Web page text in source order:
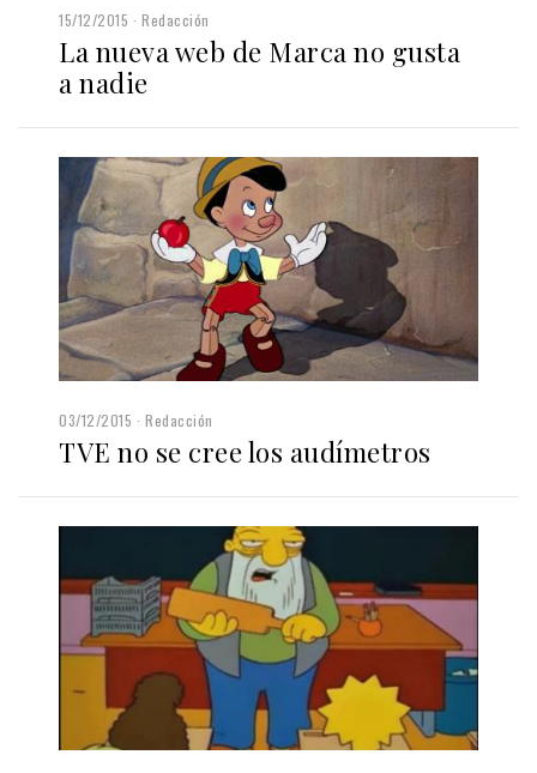
15/12/2015 Redacción
La nueva web de Marca no gusta
a nadie
03/12/2015 Redacción
TVE no se cree los audímetros